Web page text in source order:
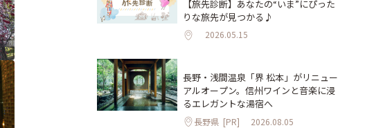
【旅先診断】あなたの“いま”にぴった
りな旅先が見つかる♪
2026.05.15
長野・浅間温泉「界 松本」がリニュー
アルオープン。信州ワインと音楽に浸
るエレガントな湯宿へ
長野県 [PR] 2026.08.05